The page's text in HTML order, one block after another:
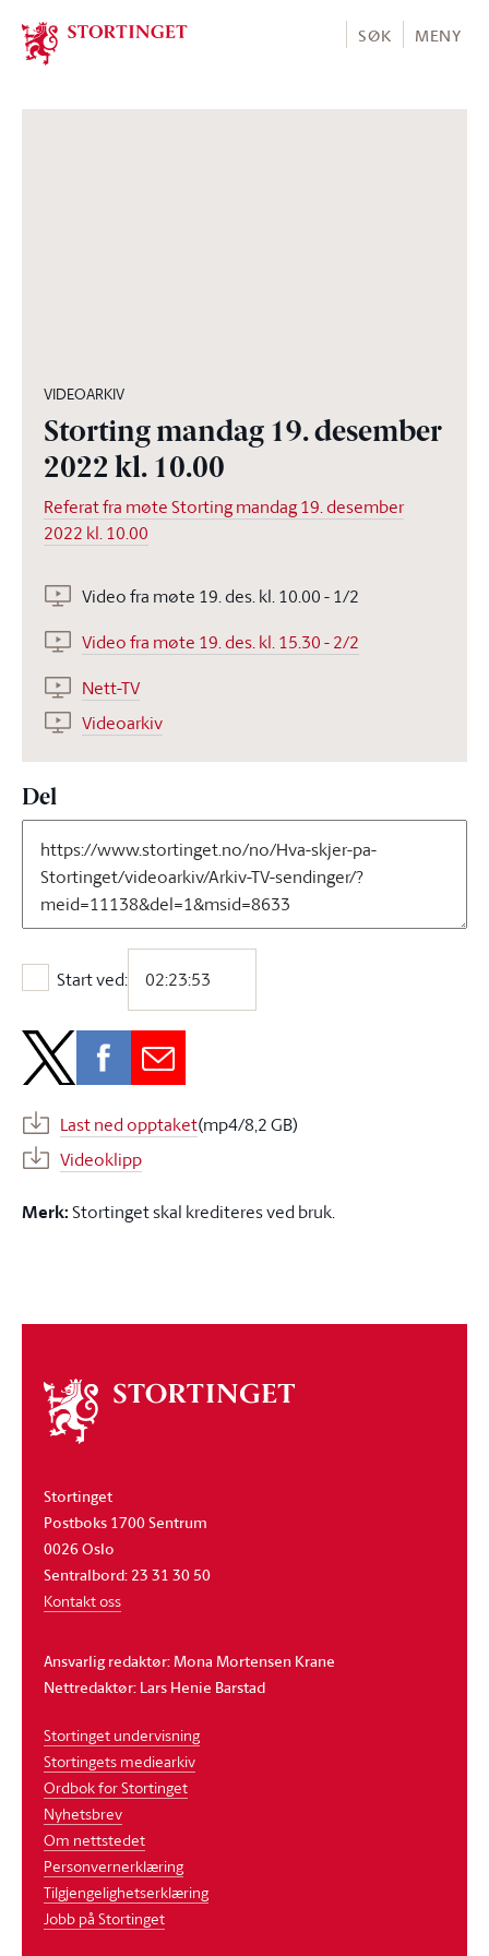
Stortinget.no
SØK MENY
VIDEOARKIV
Storting mandag 19. desember
2022 kl. 10.00
Referat fra møte Storting mandag 19. desember
2022 kl. 10.00
Video fra møte 19. des. kl. 10.00 - 1/2
Video fra møte 19. des. kl. 15.30 - 2/2
Nett-TV
Videoarkiv
Del
Start ved:
Start ved:
Last ned opptaket(mp4/8,2 GB)
Videoklipp
Merk:Stortinget skal krediteres ved bruk.
Om
stortinget
Stortinget
Postboks 1700 Sentrum
0026 Oslo
Sentralbord: 23 31 30 50
Kontakt oss
Ansvarlig redaktør: Mona Mortensen Krane
Nettredaktør: Lars Henie Barstad
Stortinget undervisning
Stortingets mediearkiv
Ordbok for Stortinget
Nyhetsbrev
Om nettstedet
Personvernerklæring
Tilgjengelighetserklæring
Jobb på Stortinget